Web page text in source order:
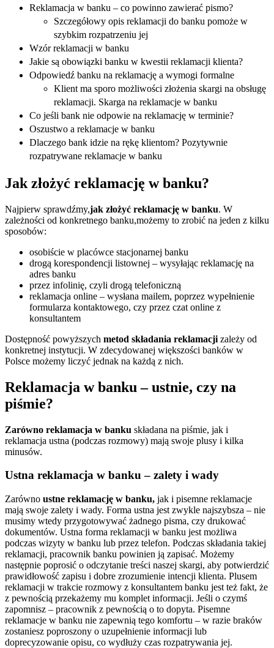
Reklamacja w banku – co powinno zawierać pismo?
Szczegółowy opis reklamacji do banku pomoże w
szybkim rozpatrzeniu jej
Wzór reklamacji w banku
Jakie są obowiązki banku w kwestii reklamacji klienta?
Odpowiedź banku na reklamację a wymogi formalne
Klient ma sporo możliwości złożenia skargi na obsługę
reklamacji. Skarga na reklamacje w banku
Co jeśli bank nie odpowie na reklamację w terminie?
Oszustwo a reklamacje w banku
Dlaczego bank idzie na rękę klientom? Pozytywnie
rozpatrywane reklamacje w banku
Jak złożyć reklamację w banku?
Najpierw sprawdźmy,jak złożyć reklamację w banku. W
zależności od konkretnego banku,możemy to zrobić na jeden z kilku
sposobów:
osobiście w placówce stacjonarnej banku
drogą korespondencji listownej – wysyłając reklamację na
adres banku
przez infolinię, czyli drogą telefoniczną
reklamacja online – wysłana mailem, poprzez wypełnienie
formularza kontaktowego, czy przez czat online z
konsultantem
Dostępność powyższych metod składania reklamacji zależy od
konkretnej instytucji. W zdecydowanej większości banków w
Polsce możemy liczyć jednak na każdą z nich.
Reklamacja w banku – ustnie, czy na
piśmie?
Zarówno reklamacja w banku składana na piśmie, jak i
reklamacja ustna (podczas rozmowy) mają swoje plusy i kilka
minusów.
Ustna reklamacja w banku – zalety i wady
Zarówno ustne reklamację w banku, jak i pisemne reklamacje
mają swoje zalety i wady. Forma ustna jest zwykle najszybsza – nie
musimy wtedy przygotowywać żadnego pisma, czy drukować
dokumentów. Ustna forma reklamacji w banku jest możliwa
podczas wizyty w banku lub przez telefon. Podczas składania takiej
reklamacji, pracownik banku powinien ją zapisać. Możemy
następnie poprosić o odczytanie treści naszej skargi, aby potwierdzić
prawidłowość zapisu i dobre zrozumienie intencji klienta. Plusem
reklamacji w trakcie rozmowy z konsultantem banku jest też fakt, że
z pewnością przekażemy mu komplet informacji. Jeśli o czymś
zapomnisz – pracownik z pewnością o to dopyta. Pisemne
reklamacje w banku nie zapewnią tego komfortu – w razie braków
zostaniesz poproszony o uzupełnienie informacji lub
doprecyzowanie opisu, co wydłuży czas rozpatrywania jej.